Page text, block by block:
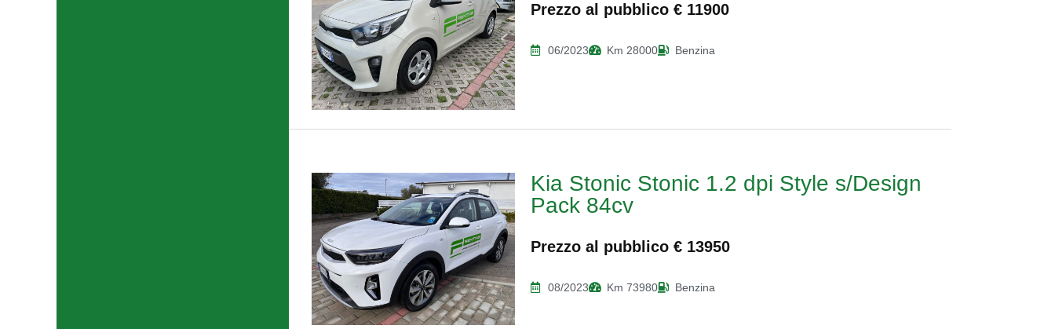
Prezzo al pubblico € 11900
06/2023 Km 28000 Benzina
Kia Stonic Stonic 1.2 dpi Style s/Design
Pack 84cv
Prezzo al pubblico € 13950
08/2023 Km 73980 Benzina